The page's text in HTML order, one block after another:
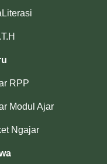
RPP
Modul Ajar
Ngajar